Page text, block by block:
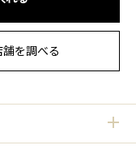
を調べる